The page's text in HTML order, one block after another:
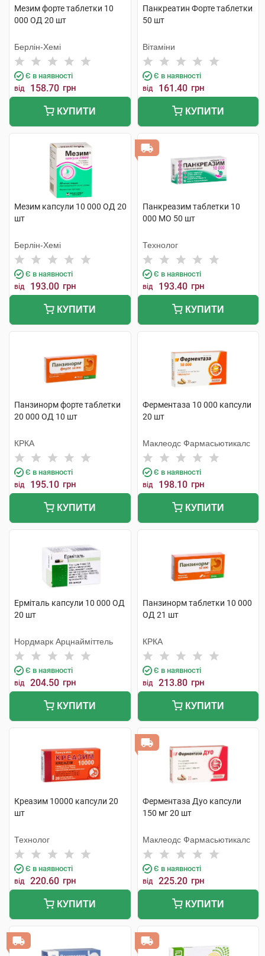
Мезим форте таблетки 10
000 ОД 20 шт
Берлін-Хемі
Є в наявності
від 158.70 грн
КУПИТИ
Панкреатин Форте таблетки
50 шт
Вітаміни
Є в наявності
від 161.40 грн
КУПИТИ
Мезим капсули 10 000 ОД 20
шт
Берлін-Хемі
Є в наявності
від 193.00 грн
КУПИТИ
Панкреазим таблетки 10
000 МО 50 шт
Технолог
Є в наявності
від 193.40 грн
КУПИТИ
Панзинорм форте таблетки
20 000 ОД 10 шт
КРКА
Є в наявності
від 195.10 грн
КУПИТИ
Ферментаза 10 000 капсули
20 шт
Маклеодс Фармасьютикалс
Є в наявності
від 198.10 грн
КУПИТИ
Ерміталь капсули 10 000 ОД
20 шт
Нордмарк Арцнайміттель
Є в наявності
від 204.50 грн
КУПИТИ
Панзинорм таблетки 10 000
ОД 21 шт
КРКА
Є в наявності
від 213.80 грн
КУПИТИ
Креазим 10000 капсули 20
шт
Технолог
Є в наявності
від 220.60 грн
КУПИТИ
Ферментаза Дуо капсули
150 мг 20 шт
Маклеодс Фармасьютикалс
Є в наявності
від 225.20 грн
КУПИТИ